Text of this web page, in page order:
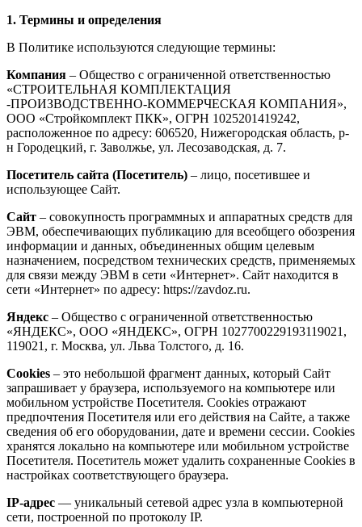
1. Термины и определения
В Политике используются следующие термины:
Компания – Общество с ограниченной ответственностью
«СТРОИТЕЛЬНАЯ КОМПЛЕКТАЦИЯ
-ПРОИЗВОДСТВЕННО-КОММЕРЧЕСКАЯ КОМПАНИЯ»,
ООО «Стройкомплект ПКК», ОГРН 1025201419242,
расположенное по адресу: 606520, Нижегородская область, р-
н Городецкий, г. Заволжье, ул. Лесозаводская, д. 7.
Посетитель сайта (Посетитель) – лицо, посетившее и
использующее Сайт.
Сайт – совокупность программных и аппаратных средств для
ЭВМ, обеспечивающих публикацию для всеобщего обозрения
информации и данных, объединенных общим целевым
назначением, посредством технических средств, применяемых
для связи между ЭВМ в сети «Интернет». Сайт находится в
сети «Интернет» по адресу: https://zavdoz.ru.
Яндекс – Общество с ограниченной ответственностью
«ЯНДЕКС», ООО «ЯНДЕКС», ОГРН 1027700229193119021,
119021, г. Москва, ул. Льва Толстого, д. 16.
Cookies – это небольшой фрагмент данных, который Сайт
запрашивает у браузера, используемого на компьютере или
мобильном устройстве Посетителя. Cookies отражают
предпочтения Посетителя или его действия на Сайте, а также
сведения об его оборудовании, дате и времени сессии. Сookies
хранятся локально на компьютере или мобильном устройстве
Посетителя. Посетитель может удалить сохраненные Сookies в
настройках соответствующего браузера.
IP-адрес — уникальный сетевой адрес узла в компьютерной
сети, построенной по протоколу IP.